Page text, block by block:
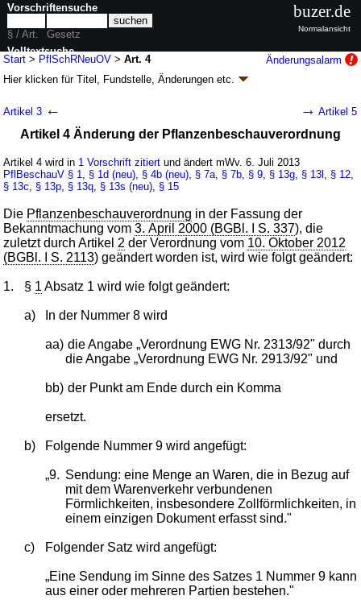
Start > PflSchRNeuOV >Art. 4
Änderungsalarm
Hier klicken fürTitel, Fundstelle, Änderungen etc.
pflanzenschutzrechtlicher Verordnungen
(PflSchRNeuOVk.a.Abk. )
V. v. 27.06.2013 BGBl. I S. 1953( Nr. 34); Geltung ab 06.07.2013
8 Änderungen | Drucksachen / Entwurf / Begründung
|
wird in 5 Vorschriften zitiert
Artikel 3 ← → Artikel 5
Artikel 4 Änderung der Pflanzenbeschauverordnung
Artikel 4 wird in 1 Vorschrift zitiert und ändert mWv. 6. Juli 2013
PflBeschauV § 1 § 1d (neu) § 4b (neu) § 7a § 7b § 9 § 13g § 13l § 12
§ 13c
§ 13p § 13q § 13s (neu) § 15
Die Pflanzenbeschauverordnung in der Fassung der
Bekanntmachung vom3. April 2000 (BGBl. I S. 337), die
zuletzt durch Artikel 2 der Verordnung vom 10. Oktober 2012
(BGBl. I S. 2113) geändert worden ist, wird wie folgt geändert:
1. § 1 Absatz 1 wird wie folgt geändert:
a) In der Nummer 8 wird
aa) die Angabe „Verordnung EWG Nr. 2313/92" durch
die Angabe „Verordnung EWG Nr. 2913/92" und
bb) der Punkt am Ende durch ein Komma
ersetzt.
b) Folgende Nummer 9 wird angefügt:
„9. Sendung: eine Menge an Waren, die in Bezug auf
mit dem Warenverkehr verbundenen
Förmlichkeiten, insbesondere Zollförmlichkeiten, in
einem einzigen Dokument erfasst sind."
c) Folgender Satz wird angefügt:
„Eine Sendung im Sinne des Satzes 1 Nummer 9 kann
aus einer oder mehreren Partien bestehen."
Vorschriftensuche
§ / Art.
Gesetz
Volltextsuche
nur in PflSchRNeuOV
buzer.de
Normalansicht